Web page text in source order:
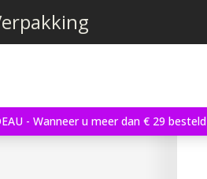
- Wanneer u meer dan € 29 besteld